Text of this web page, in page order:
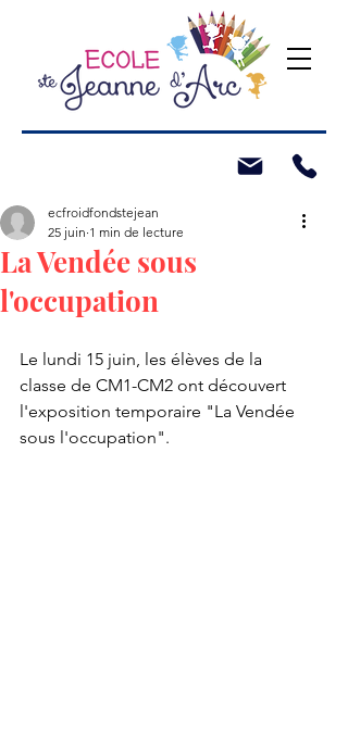
La Vendée sous
l'occupation
ecfroidfondstejean
25 juin 1 min de lecture
Le lundi 15 juin, les élèves de la
classe de CM1-CM2 ont découvert
l'exposition temporaire "La Vendée
sous l'occupation".